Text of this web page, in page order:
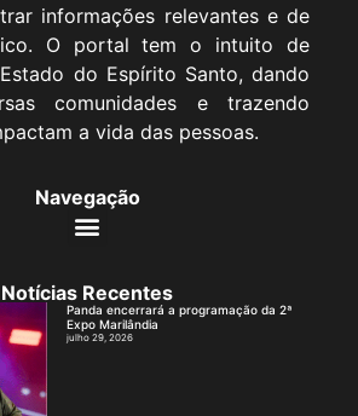
informações relevantes e de
O portal tem o intuito de
do Espírito Santo, dando
comunidades e trazendo
a vida das pessoas.
Navegação
Notícias Recentes
Panda encerrará a programação da 2ª
Expo Marilândia
julho 29, 2026